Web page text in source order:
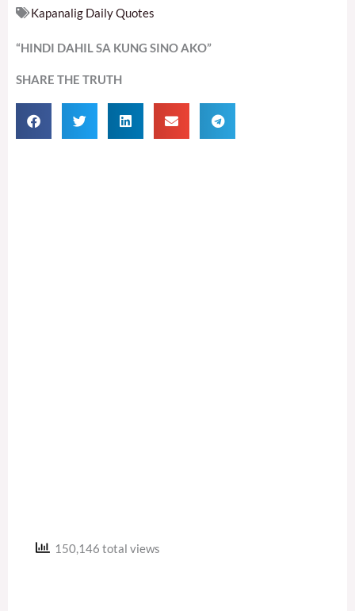
Kapanalig Daily Quotes
“HINDI DAHIL SA KUNG SINO AKO”
SHARE THE TRUTH
150,146 total views